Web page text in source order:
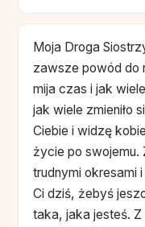
Moja Droga
zawsze powód
mija czas i jak
jak wiele zmieniło
Ciebie i widzę
życie po swojemu.
trudnymi okresami
Ci dziś, żebyś
taka, jaka jesteś.